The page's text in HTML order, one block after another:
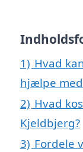
1) Hvad
hjælpe
2) Hvad
Kjeldbjerg?
3) Fordele